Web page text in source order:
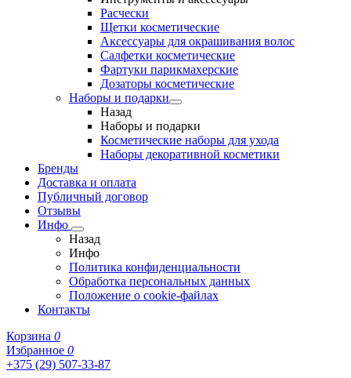
Расчески
Щетки косметические
Аксессуары для окрашивания волос
Салфетки косметические
Фартуки парикмахерские
Дозаторы косметические
Наборы и подарки
Назад
Наборы и подарки
Косметические наборы для ухода
Наборы декоративной косметики
Бренды
Доставка и оплата
Публичный договор
Отзывы
Инфо
Назад
Инфо
Политика конфиденциальности
Обработка персональных данных
Положение о cookie-файлах
Контакты
Корзина 0
Избранное 0
+375 (29) 507-33-87